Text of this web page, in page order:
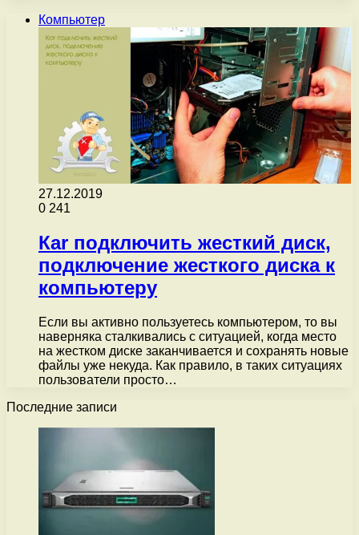
Компьютер
27.12.2019
0 241
Каr подключить жесткий диск,
подключение жесткого диска к
компьютеру
Если вы активно пользуетесь компьютером, то вы
наверняка сталкивались с ситуацией, когда место
на жестком диске заканчивается и сохранять новые
файлы уже некуда. Как правило, в таких ситуациях
пользователи просто…
Последние записи